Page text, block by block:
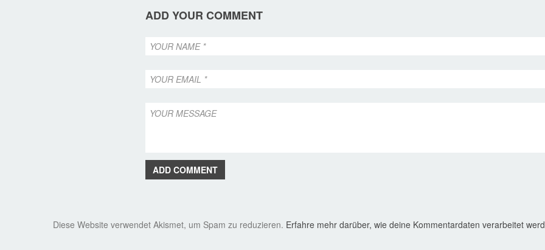
ADD YOUR COMMENT
ADD COMMENT
Diese Website verwendet Akismet, um Spam zu reduzieren. Erfahre mehr darüber, wie deine Kommentardaten verarbeitet